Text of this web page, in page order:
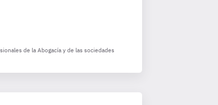
de la Abogacía y de las sociedades